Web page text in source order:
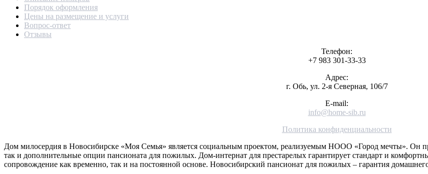
Порядок оформления
Цены на размещение и услуги
Вопрос-ответ
Отзывы
Телефон:
+7 983 301-33-33
Адрес:
г. Обь, ул. 2-я Северная, 106/7
E-mail:
info@home-sib.ru
Политика конфиденциальности
Дом милосердия в Новосибирске «Моя Семья» является социальным проектом, реализуемым НООО «Город мечты». Он
так и дополнительные опции пансионата для пожилых. Дом-интернат для престарелых гарантирует стандарт и
сопровождение как временно, так и на постоянной основе. Новосибирский пансионат для пожилых – гарантия